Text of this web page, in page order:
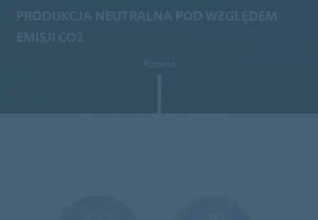
PRODUKCJA NEUTRALNA POD WZGLĘDEM